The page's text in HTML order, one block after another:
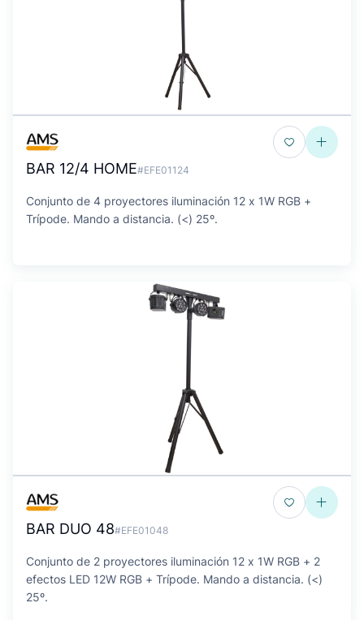
BAR 12/4 HOME#EFE01124
Conjunto de 4 proyectores iluminación 12 x 1W RGB +
Trípode. Mando a distancia. (<) 25º.
BAR DUO 48#EFE01048
Conjunto de 2 proyectores iluminación 12 x 1W RGB + 2
efectos LED 12W RGB + Trípode. Mando a distancia. (<)
25º.